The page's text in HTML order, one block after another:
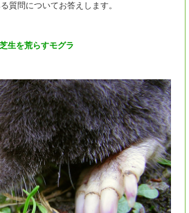
質問についてお答えします。
生を荒らすモグラ